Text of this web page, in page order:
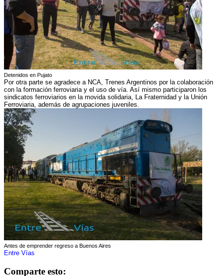
Detenidos en Pujato
Por otra parte se agradece a NCA, Trenes Argentinos por la colaboración
con la formación ferroviaria y el uso de vía. Así mismo participaron los
sindicatos ferroviarios en la movida solidaria, La Fraternidad y la Unión
Ferroviaria, además de agrupaciones juveniles.
Antes de emprender regreso a Buenos Aires
Entre Vías
Comparte esto: